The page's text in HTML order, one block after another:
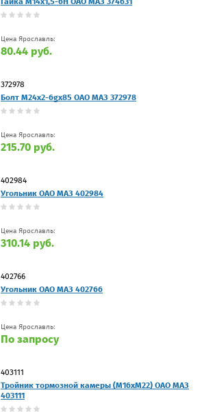
Цена Ярославль:
80.44 руб.
372978
Болт М24х2-6gх85 ОАО МАЗ 372978
Цена Ярославль:
215.70 руб.
402984
Угольник ОАО МАЗ 402984
Цена Ярославль:
310.14 руб.
402766
Угольник ОАО МАЗ 402766
Цена Ярославль:
По запросу
403111
Тройник тормозной камеры (М16хМ22) ОАО МАЗ
403111